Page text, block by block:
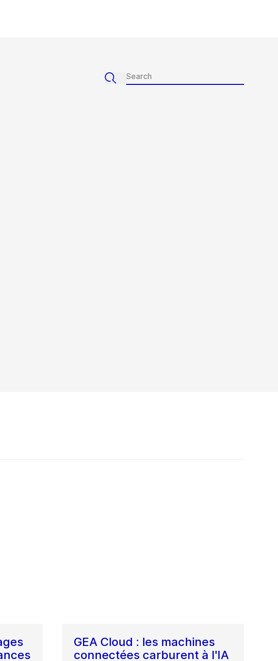
GEA Cloud : les machines
connectées carburent à l'IA